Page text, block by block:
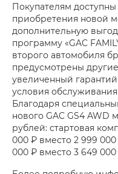
Покупателям
приобретения новой
дополнительную
программу «GAC
второго автомобиля
предусмотрены
увеличенный
условия
Благодаря
нового GAC GS4 AWD
рублей: стартовая
000 ₽ вместо 2 999
000 ₽ вместо 3 649 000